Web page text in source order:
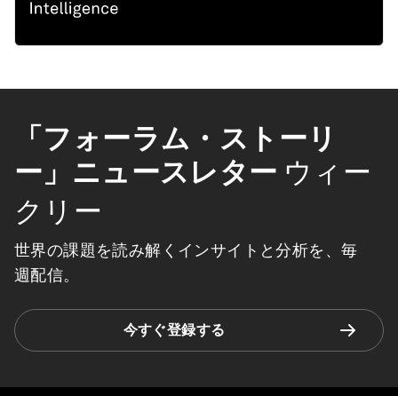
「フォーラム・ストーリ
ー」ニュースレター ウィー
クリー
世界の課題を読み解くインサイトと分析を、毎
週配信。
今すぐ登録する